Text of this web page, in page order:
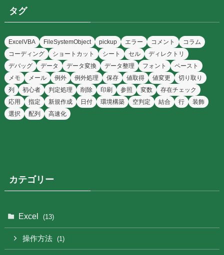
タグ
ExcelVBA FileSystemObject pickup エラー コメント
コラム
コーディング
ショートカット シート セル
ディレクトリ
デバッグ
データ データ変換 データ整理 フォント
ペースト
メモ
メール 例外 例外処理 保存 値取得 値変更
切り取り
列
初心者 判定処理 削除 印刷 参照 変数
存在チェック
応用
指定 新規作成 日付 環境構築 空判定 結合 行
装飾
選択
配列 高速化
カテゴリー
Excel (13)
操作方法 (1)